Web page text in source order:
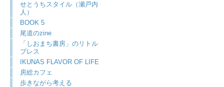
せとうちスタイル（瀬戸内
人）
BOOK 5
尾道のzine
「しおまち書房」のリトル
プレス
IKUNAS FLAVOR OF LIFE
房総カフェ
歩きながら考える